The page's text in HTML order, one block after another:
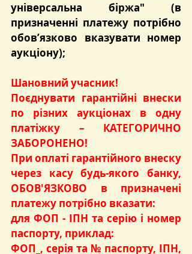
універсальна біржа" (в
призначенні платежу потрібно
обов’язково вказувати номер
аукціону);
Шановний учасник!
Поєднувати гарантійні внески
по різних аукціонах в одну
платіжку – КАТЕГОРИЧНО
ЗАБОРОНЕНО!
При оплаті гарантійного внеску
через касу будь-якого банку,
ОБОВ'ЯЗКОВО в призначені
платежу потрібно вказати:
для ФОП - ІПН та серію і номер
паспорту, приклад:
ФОП_, серія та № паспорту, ІПН,